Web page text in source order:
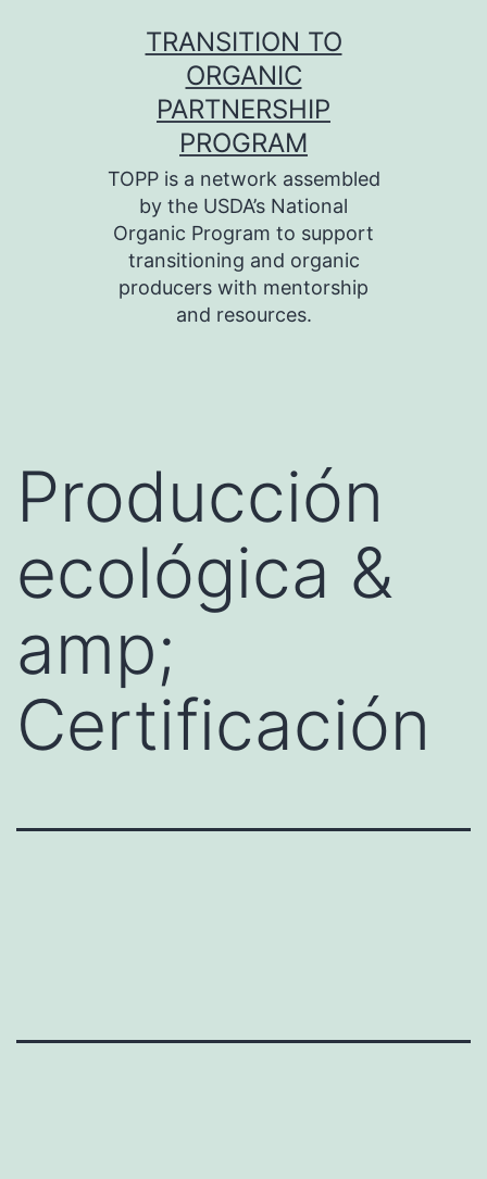
TRANSITION TO
ORGANIC
PARTNERSHIP
PROGRAM
TOPP is a network assembled
by the USDA’s National
Organic Program to support
transitioning and organic
producers with mentorship
and resources.
Producción
ecológica &
amp;
Certificación